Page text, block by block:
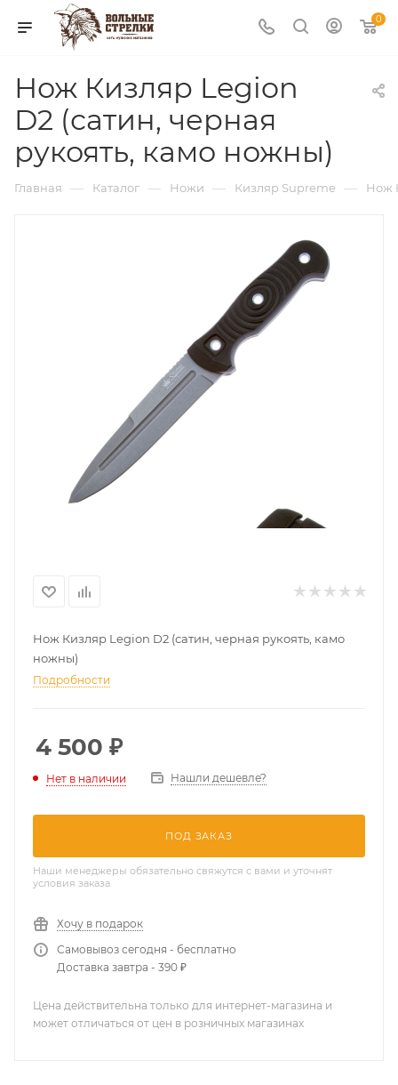
0
Нож Кизляр Legion
D2 (сатин, черная
рукоять, камо ножны)
Главная — Каталог — Ножи — Кизляр Supreme — Нож
Нож Кизляр Legion D2 (сатин, черная рукоять, камо
ножны)
Подробности
4 500 ₽
Нет в наличии Нашли дешевле?
ПОД ЗАКАЗ
Наши менеджеры обязательно свяжутся с вами и уточнят
условия заказа
Хочу в подарок
Самовывоз сегодня - бесплатно
Доставка завтра - 390 ₽
Цена действительна только для интернет-магазина и
может отличаться от цен в розничных магазинах